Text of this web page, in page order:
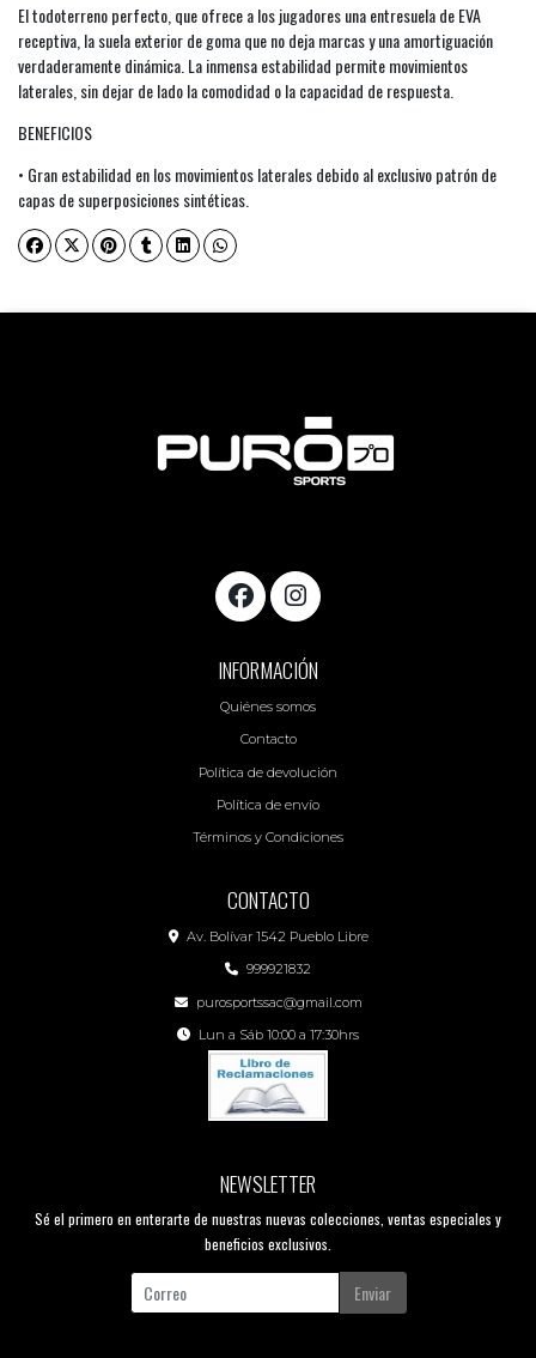
El todoterreno perfecto, que ofrece a los jugadores una entresuela de EVA
receptiva, la suela exterior de goma que no deja marcas y una amortiguación
verdaderamente dinámica. La inmensa estabilidad permite movimientos
laterales, sin dejar de lado la comodidad o la capacidad de respuesta.
BENEFICIOS
• Gran estabilidad en los movimientos laterales debido al exclusivo patrón de
capas de superposiciones sintéticas.
INFORMACIÓN
Quiénes somos
Contacto
Política de devolución
Política de envío
Términos y Condiciones
CONTACTO
Av. Bolívar 1542 Pueblo Libre
999921832
purosportssac@gmail.com
Lun a Sáb 10:00 a 17:30hrs
NEWSLETTER
Sé el primero en enterarte de nuestras nuevas colecciones, ventas especiales y
beneficios exclusivos.
Enviar